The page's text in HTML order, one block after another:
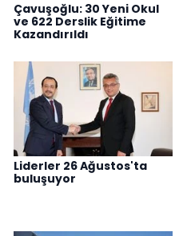
Çavuşoğlu: 30 Yeni Okul
ve 622 Derslik Eğitime
Kazandırıldı
Liderler 26 Ağustos'ta
buluşuyor